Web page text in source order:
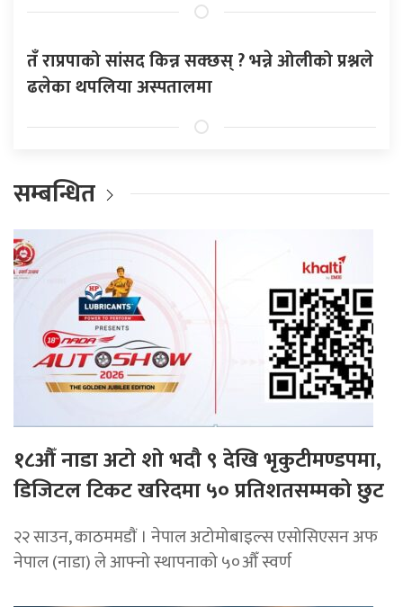
तँ राप्रपाको सांसद किन्न सक्छस् ? भन्ने ओलीको प्रश्नले
ढलेका थपलिया अस्पतालमा
सम्बन्धित
१८औँ नाडा अटो शो भदौ ९ देखि भृकुटीमण्डपमा,
डिजिटल टिकट खरिदमा ५० प्रतिशतसम्मको छुट
२२ साउन, काठममडाैं । नेपाल अटोमोबाइल्स एसोसिएसन अफ
नेपाल (नाडा) ले आफ्नो स्थापनाको ५०औँ स्वर्ण